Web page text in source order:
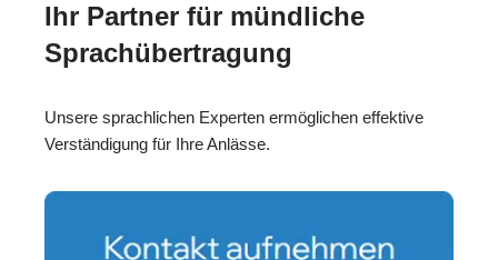
Ihr Partner für mündliche
Sprachübertragung
Unsere sprachlichen Experten ermöglichen effektive
Verständigung für Ihre Anlässe.